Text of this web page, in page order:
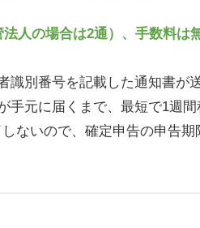
人の場合は2通）、手数料は無
別番号を記載した通知書が送
手元に届くまで、最短で1週
ないので、確定申告の申告